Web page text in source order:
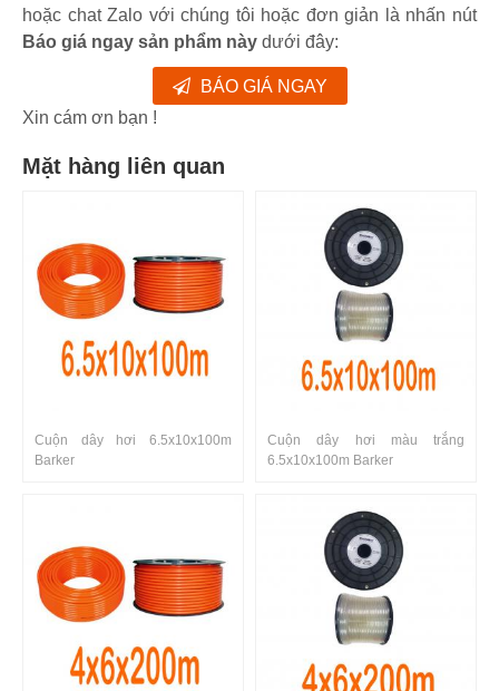
hoặc chat Zalo với chúng tôi hoặc đơn giản là nhấn nút
Báo giá ngay sản phẩm này dưới đây:
BÁO GIÁ NGAY
Xin cám ơn bạn !
Mặt hàng liên quan
Cuộn dây hơi 6.5x10x100m
Barker
Cuộn dây hơi màu trắng
6.5x10x100m Barker